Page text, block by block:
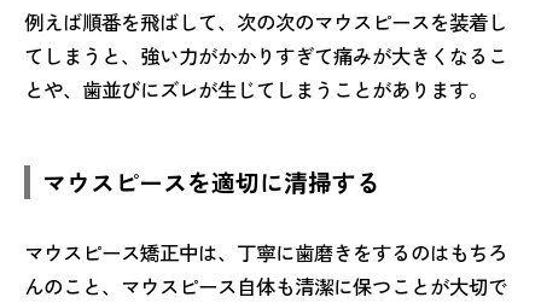
例えば順番を飛ばして、次の次のマウスピースを装着し
てしまうと、強い力がかかりすぎて痛みが大きくなるこ
とや、歯並びにズレが生じてしまうことがあります。
マウスピースを適切に清掃する
マウスピース矯正中は、丁寧に歯磨きをするのはもちろ
んのこと、マウスピース自体も清潔に保つことが大切で